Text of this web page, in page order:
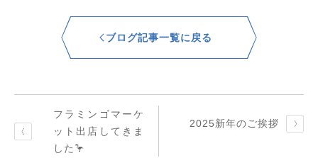
ブログ記事一覧に戻る
フラミンゴマーケ
ット出店してきま
した🦩
2025新年のご挨拶